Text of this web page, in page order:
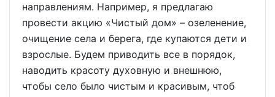
направлениям. Например, я предлагаю
провести акцию «Чистый дом» – озеленение,
очищение села и берега, где купаются дети и
взрослые. Будем приводить все в порядок,
наводить красоту духовную и внешнюю,
чтобы село было чистым и красивым, чтоб